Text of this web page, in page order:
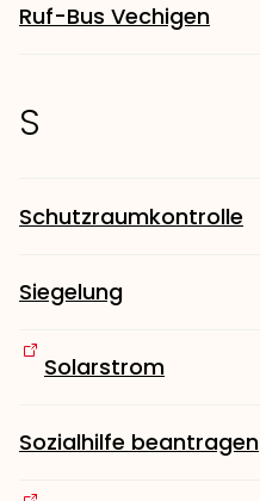
Ruf-Bus Vechigen
S
Schutzraumkontrolle
Siegelung
Solarstrom
Sozialhilfe beantragen